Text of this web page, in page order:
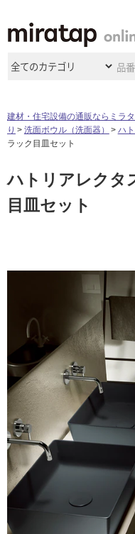
商
洗面所・水回り
キッチン
ドア（扉）・
ウッドデッキ
照明
内装用建材
ロートアイアン
メンテナンス・ 施工
施工事例
ミラタップ のあるくら
シ
ショールームの
名古屋ショールーム
ショールーム
横浜スマートショー
ム
よくある質問
修理お問い合わせ
説明書・図面検索
お役立ち情報
ミラタップチャンネ
創る家
自分らしい家づくり
SUVACO
建材・住宅設備の通販ならミラ
り
洗面ボウル（洗面器） ハ
ラック目皿セット
ハトリアレクタ
目皿セット